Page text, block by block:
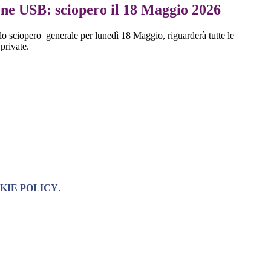
USB: sciopero il 18 Maggio 2026
sciopero generale per lunedì 18 Maggio, riguarderà tutte le
POLICY.